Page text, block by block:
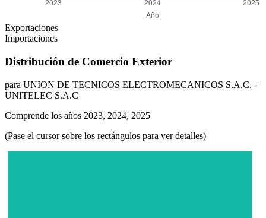
Exportaciones
Importaciones
Distribución de Comercio Exterior
para UNION DE TECNICOS ELECTROMECANICOS S.A.C. -
UNITELEC S.A.C
Comprende los años 2023, 2024, 2025
(Pase el cursor sobre los rectángulos para ver detalles)